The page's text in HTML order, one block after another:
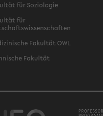
für Soziologie
für
Fakultät OWL
Fakultät